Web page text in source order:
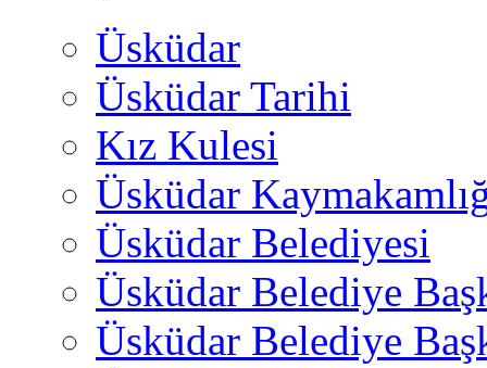
Üsküdar
Üsküdar Tarihi
Kız Kulesi
Üsküdar
Üsküdar Belediyesi
Üsküdar Belediye
Üsküdar Belediye